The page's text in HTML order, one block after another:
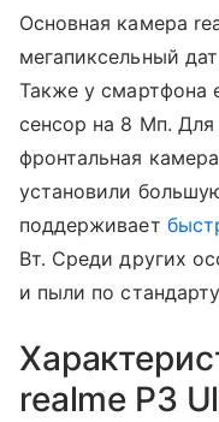
Основная камера
мегапиксельный
Также у смартфона
сенсор на 8 Мп. Для
фронтальная
установили
поддерживает
Вт. Среди других
и пыли по
realme P3